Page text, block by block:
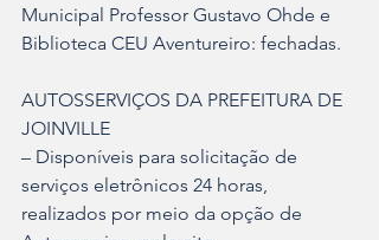
Municipal Professor Gustavo Ohde e
Biblioteca CEU Aventureiro: fechadas.
AUTOSSERVIÇOS DA PREFEITURA DE
JOINVILLE
– Disponíveis para solicitação de
serviços eletrônicos 24 horas,
realizados por meio da opção de